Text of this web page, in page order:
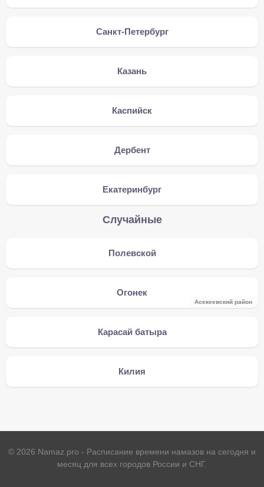
Санкт-Петербург
Казань
Каспийск
Дербент
Екатеринбург
Случайные
Полевской
Огонек
Асекеевский район
Карасай батыра
Килия
© 2026 Namaz.pro - Расписание времени намазов на сегодня и
месяц для всех городов России и СНГ.